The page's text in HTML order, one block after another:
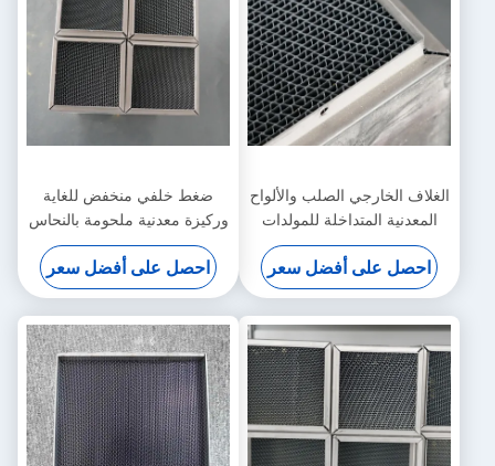
الغلاف الخارجي الصلب والألواح
المعدنية المتداخلة للمولدات
الطارئة الثابتة
احصل على أفضل سعر
ضغط خلفي منخفض للغاية
وركيزة معدنية ملحومة بالنحاس
لتوربينات الغاز الصناعية
احصل على أفضل سعر